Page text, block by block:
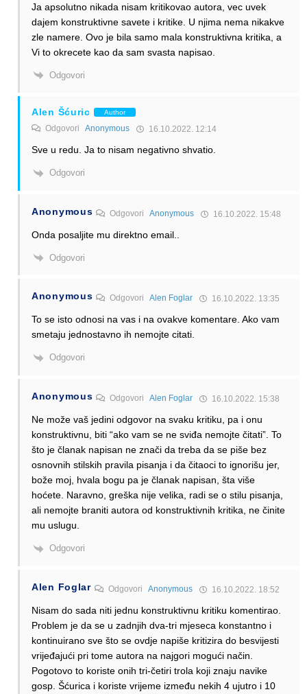
Ja apsolutno nikada nisam kritikovao autora, vec uvek
dajem konstruktivne savete i kritike. U njima nema nikakve
zle namere. Ovo je bila samo mala konstruktivna kritika, a
Vi to okrecete kao da sam svasta napisao.
Odgovori
Alen Šćuric Author
Odgovori Anonymous 16.10.2022. 12:14
Sve u redu. Ja to nisam negativno shvatio.
Odgovori
Anonymous OdgovoriAnonymous 16.10.2022. 15:48
Onda posaljite mu direktno email..
Odgovori
Anonymous OdgovoriAlen Foglar 16.10.2022. 13:35
To se isto odnosi na vas i na ovakve komentare. Ako vam
smetaju jednostavno ih nemojte citati.
Odgovori
Anonymous OdgovoriAlen Foglar 16.10.2022. 15:38
Ne može vaš jedini odgovor na svaku kritiku, pa i onu
konstruktivnu, biti “ako vam se ne sviđa nemojte čitati”. To
što je članak napisan ne znači da treba da se piše bez
osnovnih stilskih pravila pisanja i da čitaoci to ignorišu jer,
bože moj, hvala bogu pa je članak napisan, šta više
hoćete. Naravno, greška nije velika, radi se o stilu pisanja,
ali nemojte braniti autora od konstruktivnih kritika, ne činite
mu uslugu.
Odgovori
Alen Foglar Odgovori Anonymous 16.10.2022. 18:52
Nisam do sada niti jednu konstruktivnu kritiku komentirao.
Problem je da se u zadnjih dva-tri mjeseca konstantno i
kontinuirano sve što se ovdje napiše kritizira do besvijesti
vrijeđajući pri tome autora na najgori mogući način.
Pogotovo to koriste onih tri-četiri trola koji znaju navike
gosp. Šćurica i koriste vrijeme između nekih 4 ujutro i 10